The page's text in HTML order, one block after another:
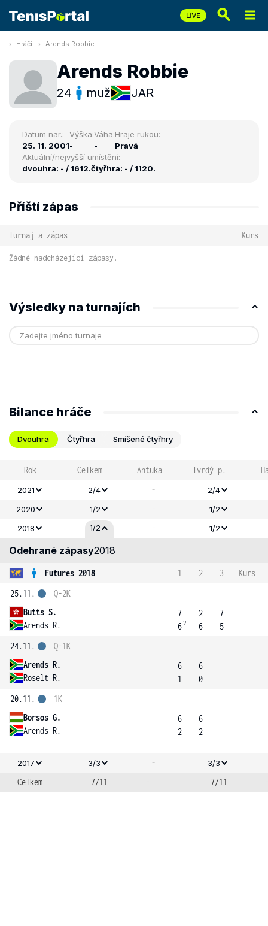
Hráči Arends Robbie
Arends Robbie
24 muž JAR
Datum nar.:
25. 11. 2001
Výška:
-
Váha:
-
Hraje rukou:
Pravá
Aktuální/nejvyšší umístění:
dvouhra: - / 1612.čtyřhra: - / 1120.
Příští zápas
Turnaj a zápas Kurs
Žádné nadcházející zápasy.
Výsledky na turnajích
Bilance hráče
Dvouhra Čtyřhra Smíšené čtyřhry
Rok Celkem Antuka Tvrdý p.
2021 2/4 -
2/4
2020
1/2 -
1/2
2018
1/2 - 1/2
Odehrané zápasy2018
Futures 2018 1 2 3
Kurs
25.11.
Butts S.
Arends R.
Q-2K
7
62
2
6
7
5
24.11.
Arends R.
Roselt R.
Q-1K
6
1
6
0
20.11.
Borsos G.
Arends R.
1K
6
2
6
2
2017 3/3 - 3/3
Celkem 7/11 - 7/11